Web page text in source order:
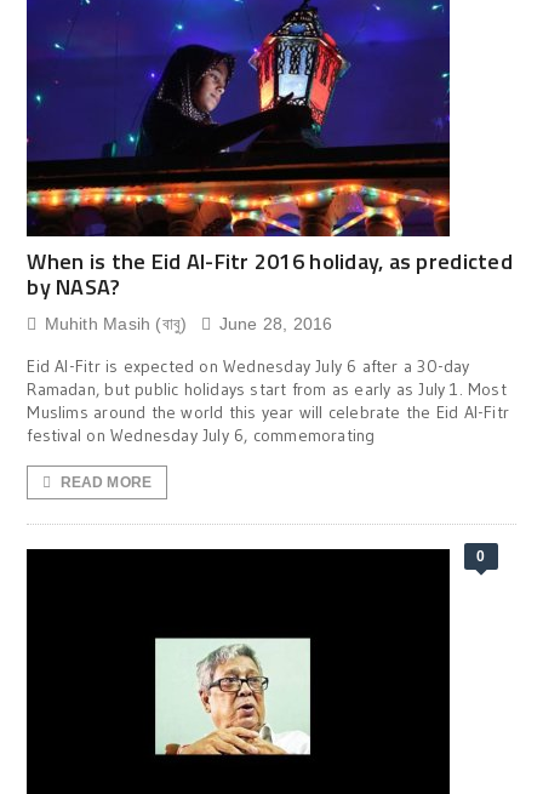
When is the Eid Al-Fitr 2016 holiday, as predicted
by NASA?
Muhith Masih (বাবু) June 28, 2016
Eid Al-Fitr is expected on Wednesday July 6 after a 30-day
Ramadan, but public holidays start from as early as July 1. Most
Muslims around the world this year will celebrate the Eid Al-Fitr
festival on Wednesday July 6, commemorating
READ MORE
0